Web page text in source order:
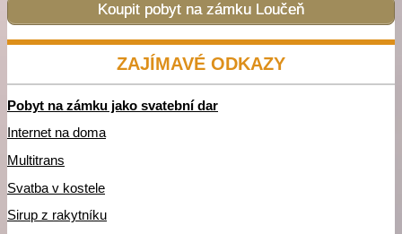
Koupit pobyt na zámku Loučeň
ZAJÍMAVÉ ODKAZY
Pobyt na zámku jako svatební dar
Internet na doma
Multitrans
Svatba v kostele
Sirup z rakytníku